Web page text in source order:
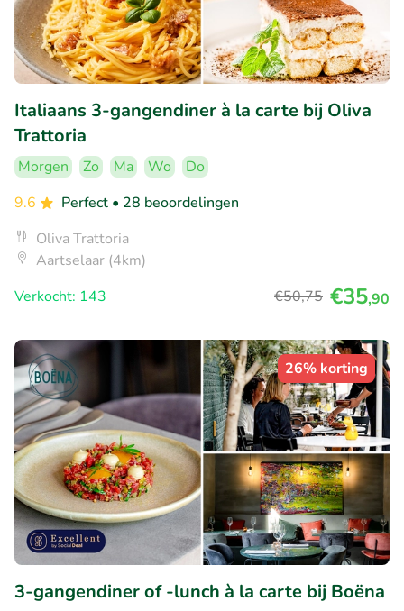
Italiaans 3-gangendiner à la carte bij Oliva
Trattoria
Morgen Zo Ma Wo
Do
9.6
Perfect • 28 beoordelingen
Oliva Trattoria
Aartselaar (4km)
Verkocht: 143
€50,75 €35,90
26% korting
3-gangendiner of -lunch à la carte bij Boëna